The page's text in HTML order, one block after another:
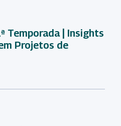
Temporada | Insights
Projetos de